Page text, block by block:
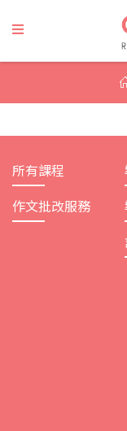
content
所有課程
作文批改服務